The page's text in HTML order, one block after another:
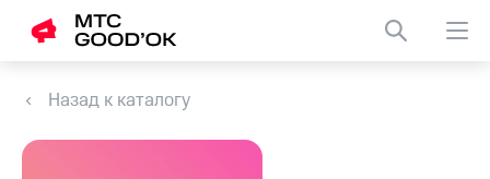
Назад к каталогу